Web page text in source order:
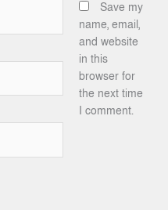
Save my
name, email,
and website
in this
browser for
the next time
I comment.